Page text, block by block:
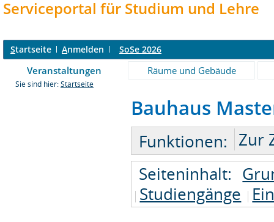
Serviceportal für Studium und Lehre
Startseite Anmelden SoSe 2026
Veranstaltungen Räume und Gebäude
Sie sind hier: Startseite
Bauhaus
Funktionen: Zur
Seiteninhalt:
Studiengänge